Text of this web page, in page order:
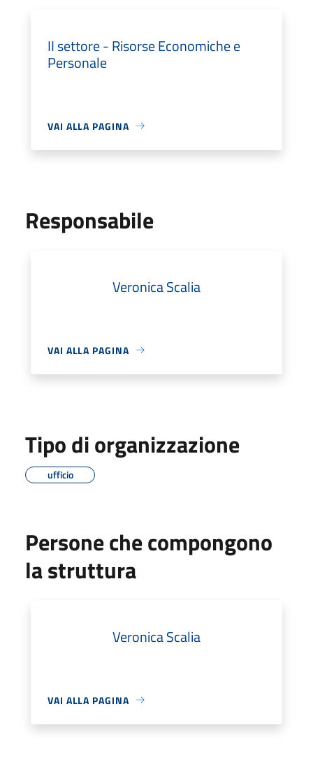
II settore - Risorse Economiche e
Personale
VAI ALLA PAGINA
Responsabile
Veronica Scalia
VAI ALLA PAGINA
Tipo di organizzazione
ufficio
Persone che compongono
la struttura
Veronica Scalia
VAI ALLA PAGINA